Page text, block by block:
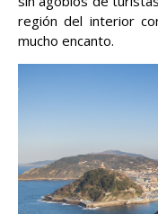
región del interior
mucho encanto.